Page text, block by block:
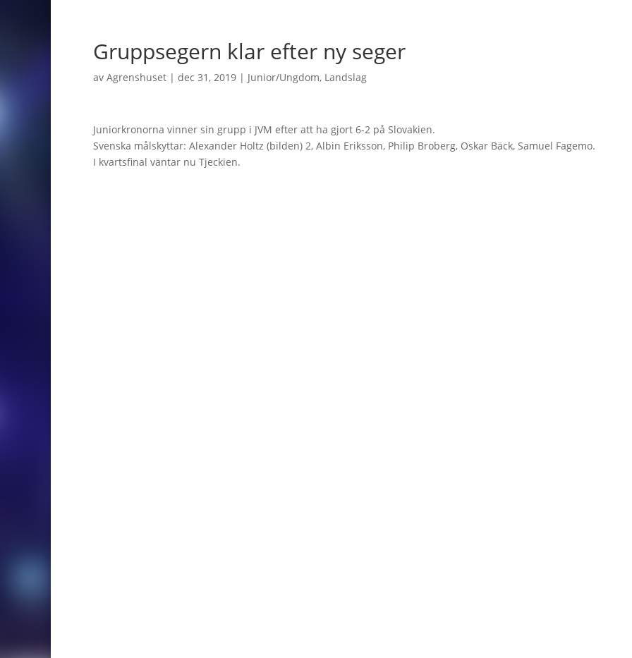
Gruppsegern klar efter ny seger
av Agrenshuset | dec 31, 2019 | Junior/Ungdom, Landslag
Juniorkronorna vinner sin grupp i JVM efter att ha gjort 6-2 på Slovakien.
Svenska målskyttar: Alexander Holtz (bilden) 2, Albin Eriksson, Philip Broberg, Oskar Bäck, Samuel Fagemo.
I kvartsfinal väntar nu Tjeckien.